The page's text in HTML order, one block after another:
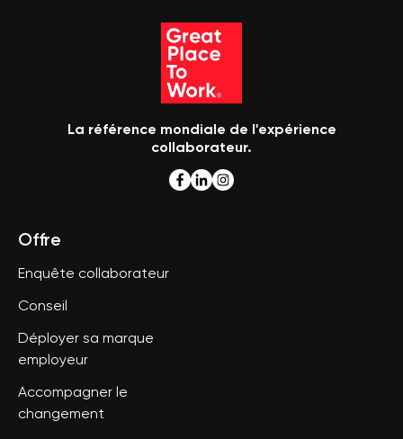
La référence mondiale de l'expérience
collaborateur.
Offre
Enquête collaborateur
Conseil
Déployer sa marque
employeur
Accompagner le
changement